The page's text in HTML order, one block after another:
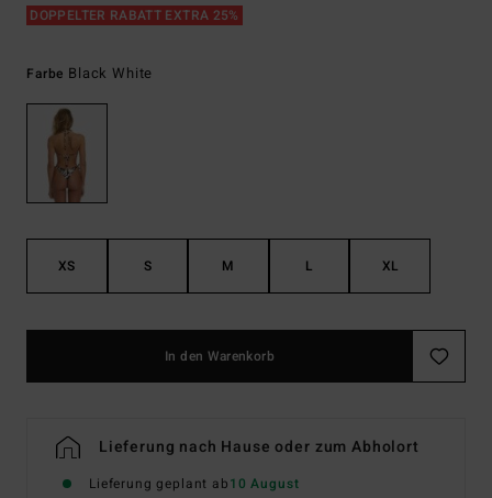
DOPPELTER RABATT EXTRA 25%
Farbe Black White
XS S M L XL
In den Warenkorb
Lieferung nach Hause oder zum Abholort
Lieferung geplant ab10 August